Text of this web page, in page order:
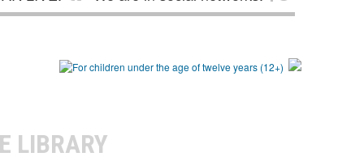
LIBRARY